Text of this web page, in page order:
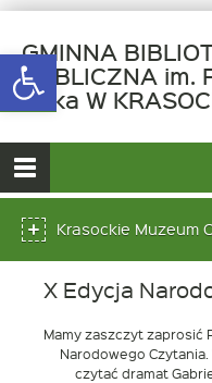
Open toolbar
GMINNA
PUBLICZNA im.
Raka W
górne
Otwórz
menu
główne
dolneKrasockie Muzeum
X Edycja
Mamy zaszczyt zaprosić
Narodowego
czytać dramat